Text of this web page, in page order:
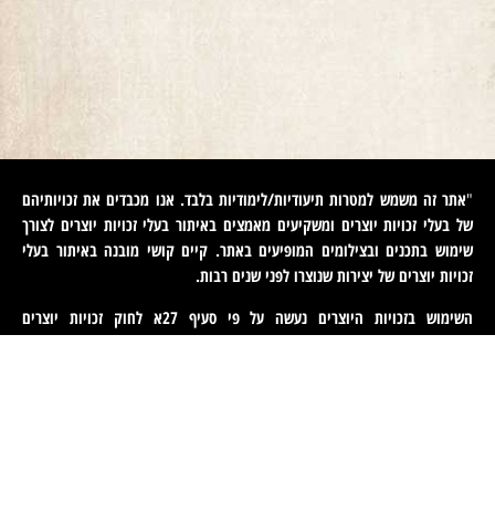
"אתר זה משמש למטרות תיעודיות/לימודיות בלבד. אנו מכבדים את זכויותיהם
של בעלי זכויות יוצרים ומשקיעים מאמצים באיתור בעלי זכויות יוצרים לצורך
שימוש בתכנים ובצילומים המופיעים באתר. קיים קושי מובנה באיתור בעלי
זכויות יוצרים של יצירות שנוצרו לפני שנים רבות.
השימוש בזכויות היוצרים נעשה על פי סעיף 27א לחוק זכויות יוצרים
תשס"ח-2007. אם לדעתכם נפגעה זכותכם כבעלים של זכויות יוצרים באיזה